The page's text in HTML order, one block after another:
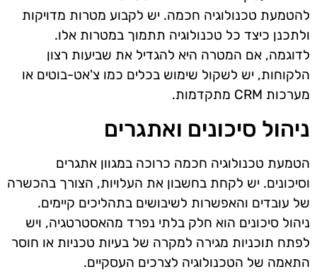
להטמעת טכנולוגיה חכמה. יש לקבוע מטרות מדויקות
ולתכנן כיצד כל טכנולוגיה תתמוך במטרות אלו.
לדוגמה, אם המטרה היא להגדיל את שביעות רצון
הלקוחות, יש לשקול שימוש בכלים כמו צ'אט-בוטים או
מערכות CRM מתקדמות.
ניהול סיכונים ואתגרים
הטמעת טכנולוגיה חכמה כרוכה במגוון אתגרים
וסיכונים. יש לקחת בחשבון את העלויות, הצורך בהכשרה
של עובדים והאפשרות לשיבושים בתהליכים קיימים.
ניהול סיכונים הוא חלק בלתי נפרד מהאסטרטגיה, ויש
לפתח תוכניות מגירה למקרה של בעיות טכניות או חוסר
התאמה של הטכנולוגיה לצרכים העסקיים.